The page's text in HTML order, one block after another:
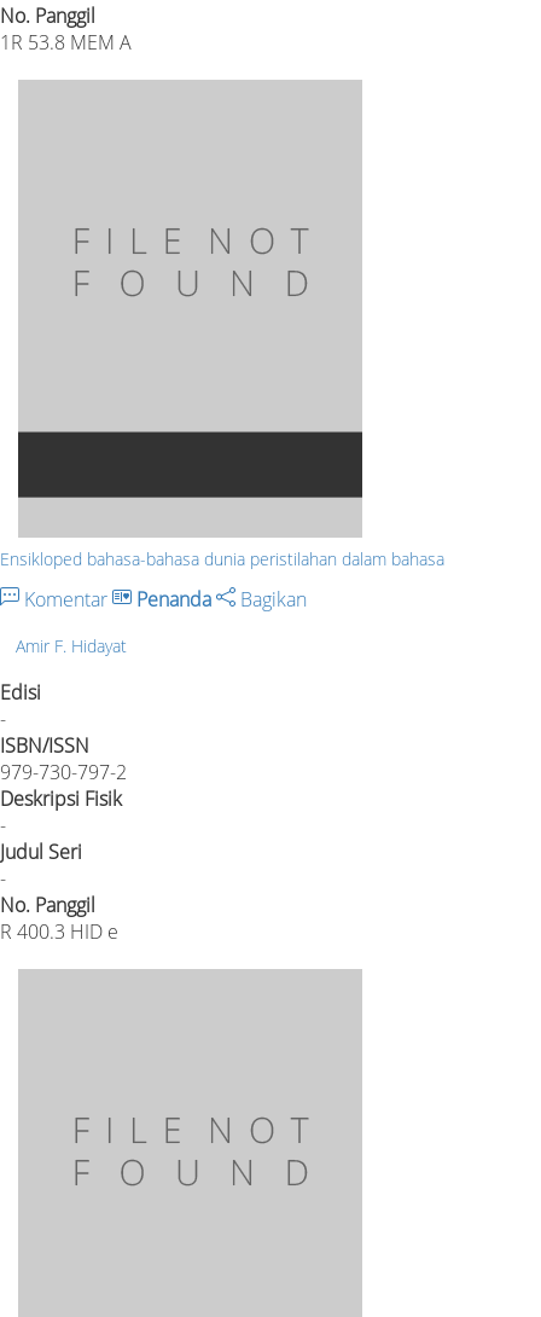
No. Panggil
1R 53.8 MEM A
Ensikloped bahasa-bahasa dunia peristilahan dalam bahasa
Komentar Penanda Bagikan
Amir F. Hidayat
Edisi
-
ISBN/ISSN
979-730-797-2
Deskripsi Fisik
-
Judul Seri
-
No. Panggil
R 400.3 HID e